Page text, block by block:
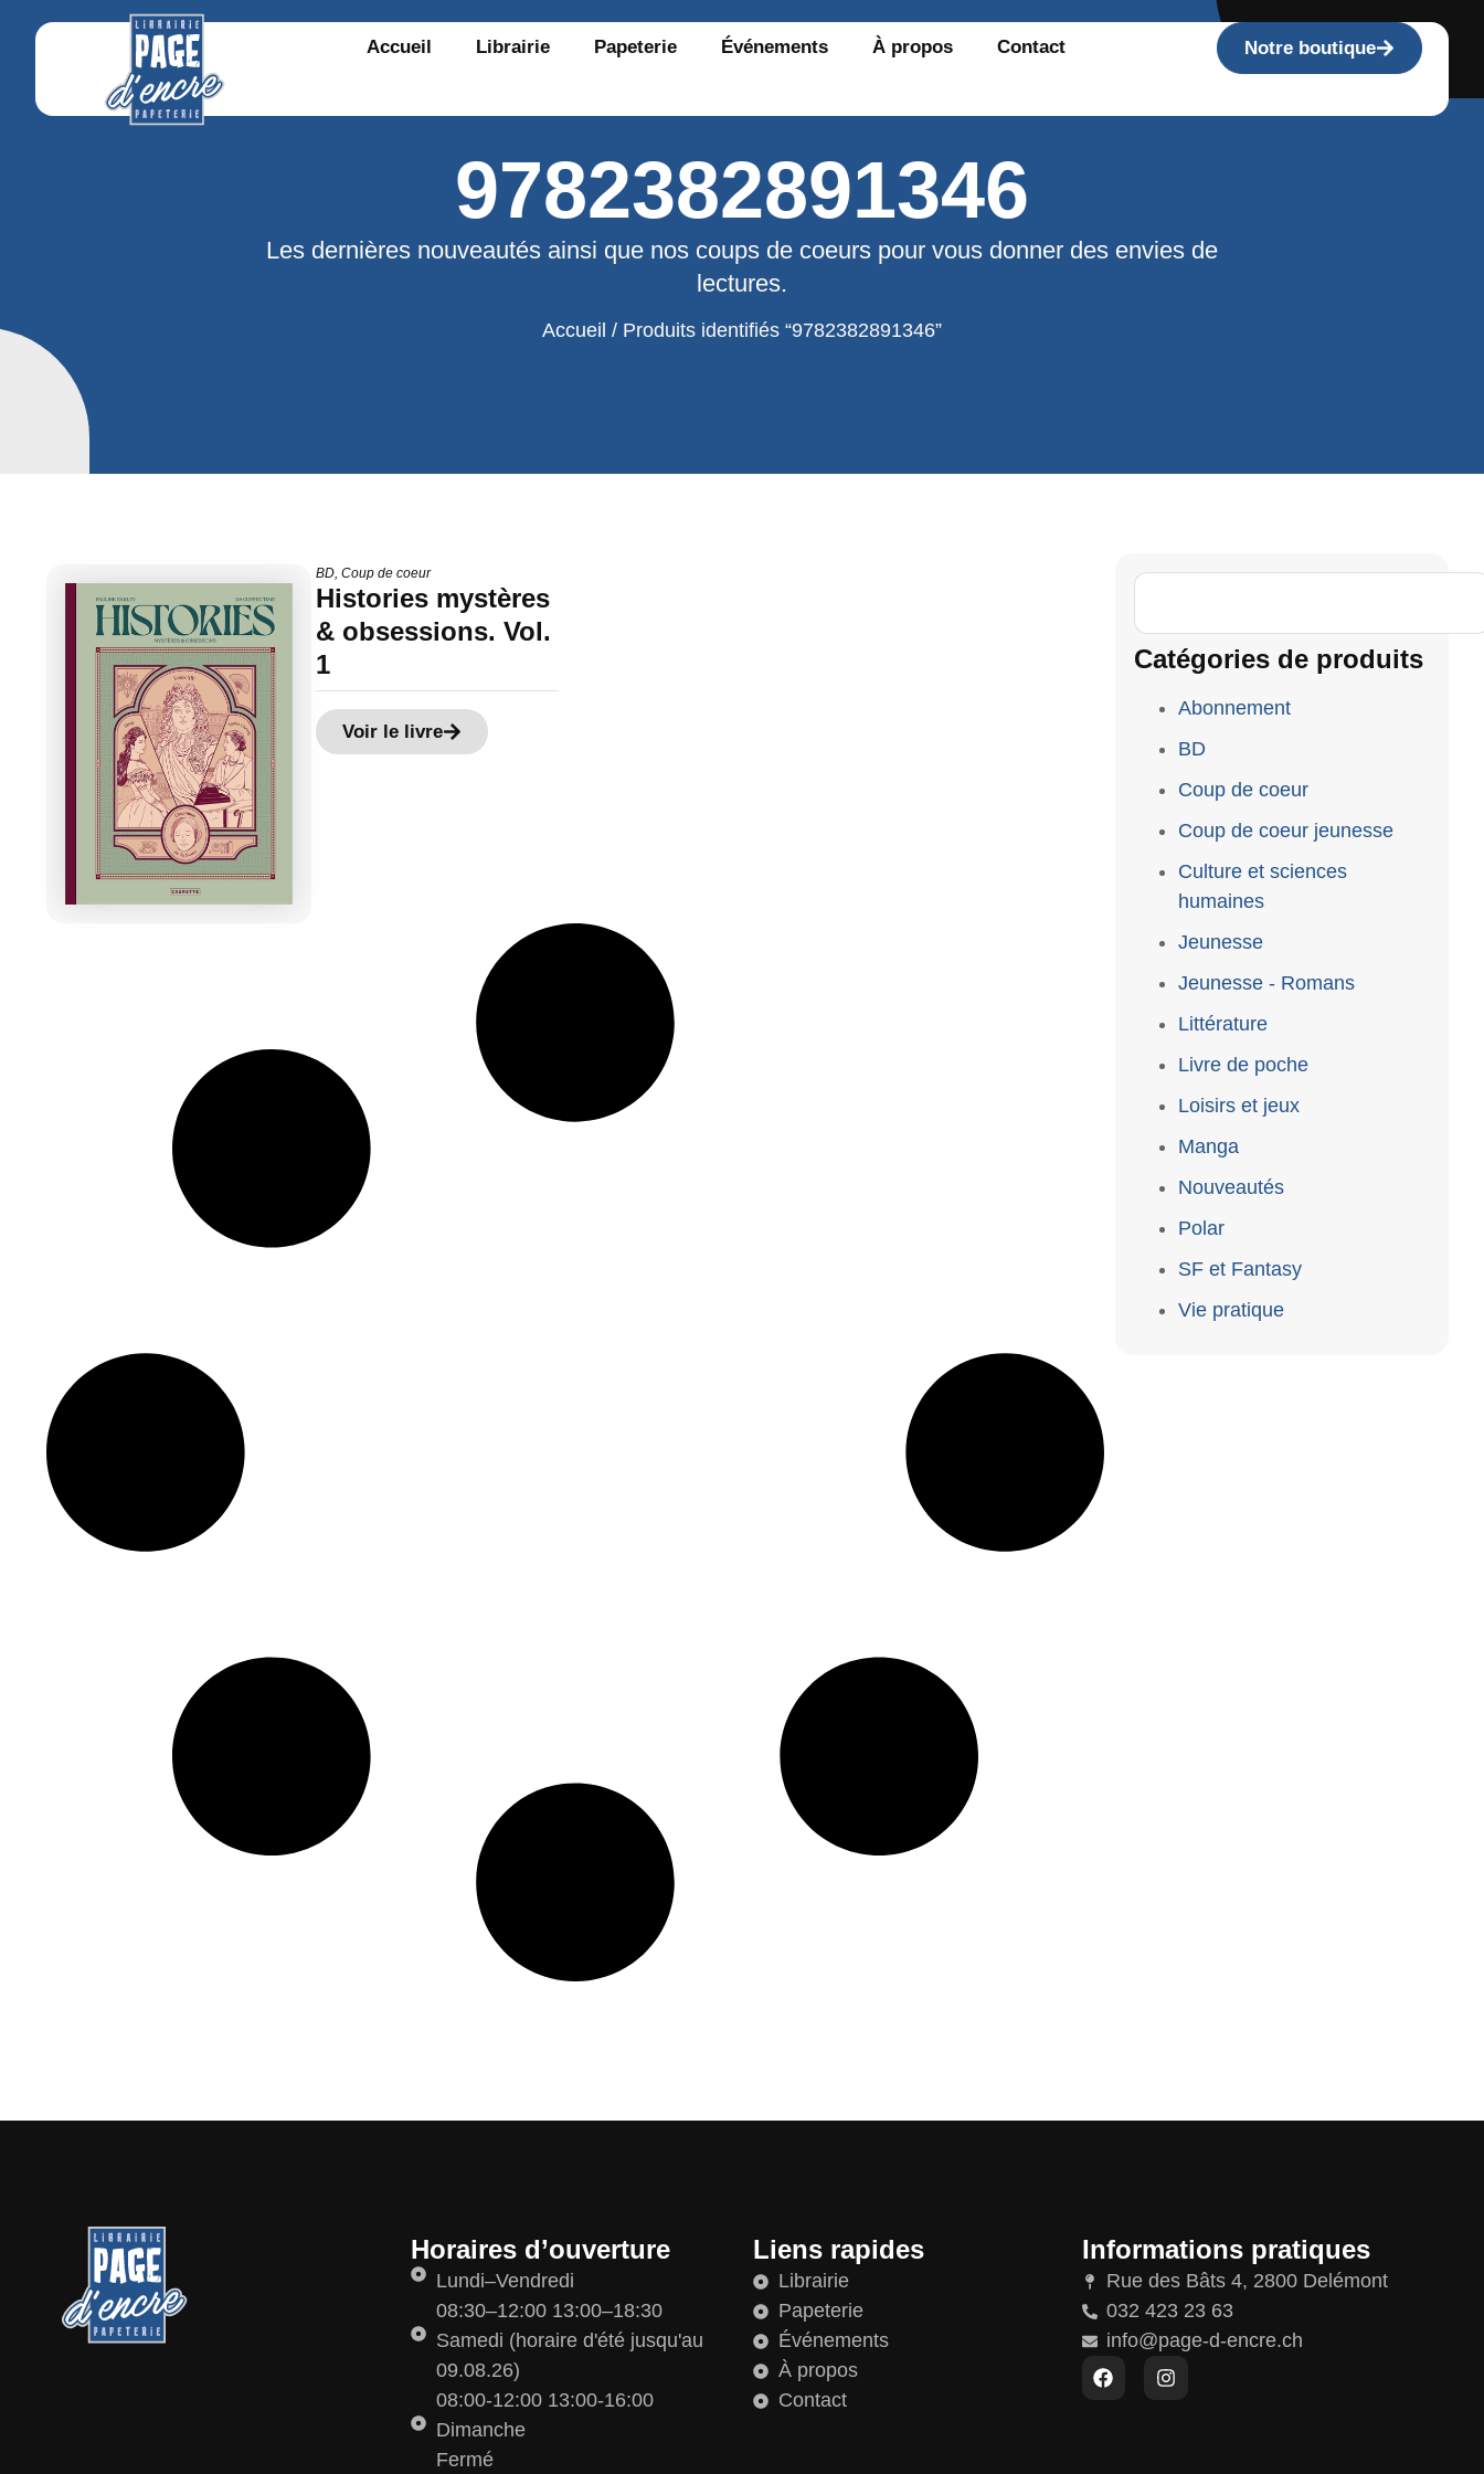
Accueil Librairie Papeterie Événements À propos Contact Notre boutique
9782382891346
Les dernières nouveautés ainsi que nos coups de coeurs pour vous donner des envies de
lectures.
Accueil / Produits identifiés “9782382891346”
BD,Coup de coeur
Histories mystères
& obsessions. Vol.
1
Voir le livre
Catégories de produits
Abonnement
BD
Coup de coeur
Coup de coeur jeunesse
Culture et sciences
humaines
Jeunesse
Jeunesse - Romans
Littérature
Livre de poche
Loisirs et jeux
Manga
Nouveautés
Polar
SF et Fantasy
Vie pratique
Horaires d’ouverture
Lundi–Vendredi
08:30–12:00 13:00–18:30
Samedi (horaire d'été jusqu'au
09.08.26)
08:00-12:00 13:00-16:00
Dimanche
Fermé
Liens rapides
Librairie
Papeterie
Événements
À propos
Contact
Informations pratiques
Rue des Bâts 4, 2800 Delémont
032 423 23 63
info@page-d-encre.ch